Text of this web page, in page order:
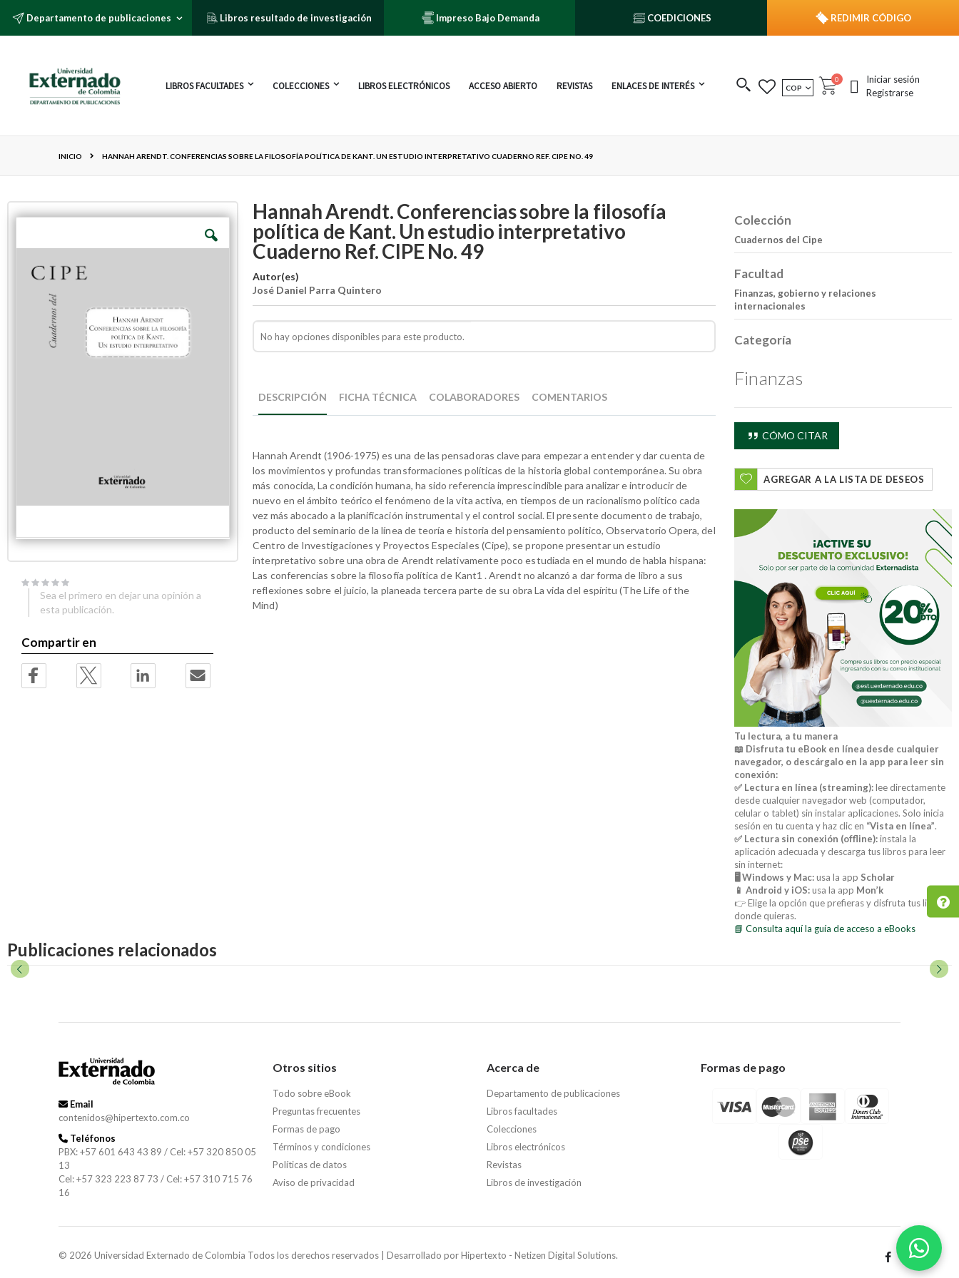
Departamento de publicaciones Libros resultado de investigación Impreso Bajo Demanda COEDICIONES REDIMIR CÓDIGO
LIBROS FACULTADES COLECCIONES LIBROS ELECTRÓNICOS ACCESO ABIERTO REVISTAS ENLACES DE INTERÉS MONEDA
COP Cart
0 publicacionesIniciar sesión
Registrarse
INICIO HANNAH ARENDT. CONFERENCIAS SOBRE LA FILOSOFÍA POLÍTICA DE KANT. UN ESTUDIO INTERPRETATIVO CUADERNO REF. CIPE NO. 49
Hannah Arendt. Conferencias sobre la filosofía
política de Kant. Un estudio interpretativo
Cuaderno Ref. CIPE No. 49
Autor(es)
José Daniel Parra Quintero
No hay opciones disponibles para este producto.
to
end
images
gallery
to
beginning
images
gallery
DESCRIPCIÓN
Hannah Arendt (1906-1975) es una de las pensadoras clave para empezar a entender y dar cuenta de
los movimientos y profundas transformaciones políticas de la historia global contemporánea. Su obra
más conocida, La condición humana, ha sido referencia imprescindible para analizar e introducir de
nuevo en el ámbito teórico el fenómeno de la vita activa, en tiempos de un racionalismo político cada
vez más abocado a la planificación instrumental y el control social. El presente documento de trabajo,
producto del seminario de la línea de teoría e historia del pensamiento político, Observatorio Opera, del
Centro de Investigaciones y Proyectos Especiales (Cipe), se propone presentar un estudio
interpretativo sobre una obra de Arendt relativamente poco estudiada en el mundo de habla hispana:
Las conferencias sobre la filosofía política de Kant1 . Arendt no alcanzó a dar forma de libro a sus
reflexiones sobre el juicio, la planeada tercera parte de su obra La vida del espíritu (The Life of the
Mind)
FICHA TÉCNICA COLABORADORES COMENTARIOS
Sea el primero en dejar una opinión a
esta publicación.
Compartir en
Colección
Cuadernos del Cipe
Facultad
Finanzas, gobierno y relaciones
internacionales
Categoría
Finanzas
CÓMO CITAR
AGREGAR A LA LISTA DE DESEOS
Tu lectura, a tu manera
📖 Disfruta tu eBook en línea desde cualquier
navegador, o descárgalo en la app para leer sin
conexión:
✅ Lectura en línea (streaming):lee directamente
desde cualquier navegador web (computador,
celular o tablet) sin instalar aplicaciones. Solo inicia
sesión en tu cuenta y haz clic en “Vista en línea”.
✅ Lectura sin conexión (offline):instala la
aplicación adecuada y descarga tus libros para leer
sin internet:
🖥️ Windows y Mac:usa la app Scholar
📱 Android y iOS:usa la app Mon’k
👉 Elige la opción que prefieras y disfruta tus libros
donde quieras.
📘 Consulta aquí la guía de acceso a eBooks
Publicaciones relacionados
Email
contenidos@hipertexto.com.co
Teléfonos
PBX: +57 601 643 43 89 / Cel: +57 320 850 05
13
Cel: +57 323 223 87 73 / Cel: +57 310 715 76
16
Otros sitios
Todo sobre eBook
Preguntas frecuentes
Formas de pago
Términos y condiciones
Políticas de datos
Aviso de privacidad
Acerca de
Departamento de publicaciones
Libros facultades
Colecciones
Libros electrónicos
Revistas
Libros de investigación
Formas de pago
© 2026 Universidad Externado de Colombia Todos los derechos reservados | Desarrollado porHipertexto - Netizen Digital Solutions.